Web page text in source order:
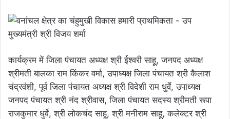
कार्यक्रम में जिला पंचायत अध्यक्ष श्री ईश्वरी साहू, जनपद अध्यक्ष
श्रीमती बालका राम किंकर वर्मा, उपाध्यक्ष जिला पंचायत श्री कैलाश
चंद्रवंशी, पूर्व जिला पंचायत अध्यक्ष श्री विदेशी राम धुर्वे, उपाध्यक्ष
जनपद पंचायत श्री नंद श्रीवास, जिला पंचायत सदस्य श्रीमती रूपा
राजकुमार धुर्वे, श्री लोकचंद साहू, श्री मनीराम साहू, कलेक्टर श्री